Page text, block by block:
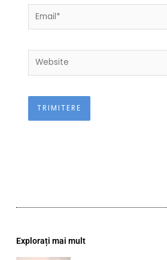
Email*
Website
Explorați mai mult